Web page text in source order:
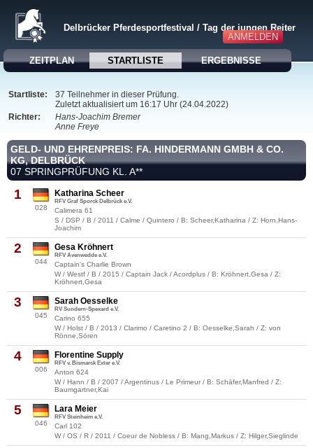
ANMELDEN
Delbrücker Pferdesportfestival / Tag der jungen Reiter
ZEITPLAN STARTLISTE ERGEBNISSE
Startliste:
37 Teilnehmer in dieser Prüfung.
Zuletzt aktualisiert um 16:17 Uhr (24.04.2022)
Richter:
Hans-Joachim Bremer
Anne Freye
GELD- UND EHRENPREIS: FA. HINDERMANN GMBH & CO.
KG, DELBRÜCK
07 SPRINGPRÜFUNG KL. A**
1
028
Katharina Scheer
RFV Graf Sporck Delbrück e.V.
Calimera 61
S / DSP / B / 2011 / Calme / Quintero / B: Scheer,Katharina / Z: Horn,Hans-
Joachim
2
044
Gesa Kröhnert
RFV Avenwedde e.V.
Captain's Charlie Brown
W / Westf / B / 2015 / Captain Jack / Acordplus / B: Kröhnert,Gesa / Z:
Kröhnert,Gesa
3
045
Sarah Oesselke
RV Sundern-Spexard e.V.
Carino 655
W / Holst / B / 2013 / Clarimo / Caretino 2 / B: Oesselke,Sarah / Z: von
Rönne,Sören
4
006
Florentine Supply
RFV v. Bismarck Exter e.V.
Anton 624
W / Hann / B / 2007 / Argentinus / Le Primeur / B: Schäfer,Manfred / Z:
Baumgartner,Kai
5
046
Lara Meier
RFV Steinheim e.V.
Carl 102
W / OS / R / 2011 / Coeur de Nobless / B: Mang,Markus / Z: Hilger,Sieglinde